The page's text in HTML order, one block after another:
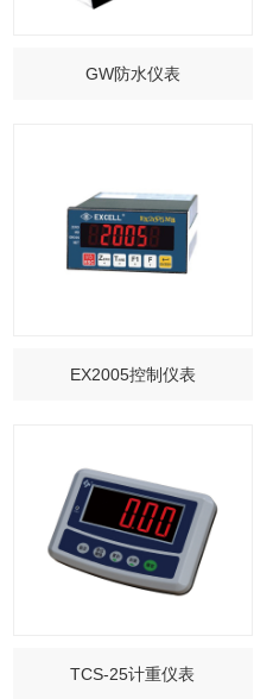
GW防水仪表
EX2005控制仪表
TCS-25计重仪表